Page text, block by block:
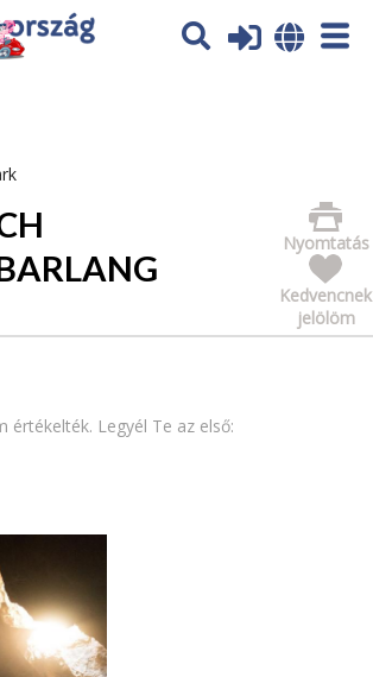
használ. További tájékoztatás itt:
Nyomtatás
Kedvencnek
jelölöm
értékelték. Legyél Te az első: